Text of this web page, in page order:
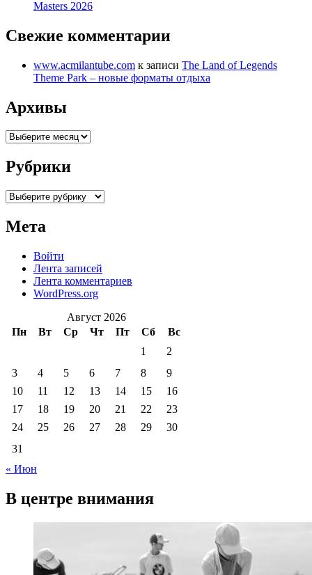
Masters 2026
Свежие комментарии
www.acmilantube.com к записи The Land of Legends
Theme Park – новые форматы отдыха
Архивы
Архивы
Рубрики
Рубрики
Мета
Войти
Лента записей
Лента комментариев
WordPress.org
Август 2026
Пн
Вт Ср Чт Пт Сб
Вс
1
2
3
4 5 6 7 8
9
10
11 12 13 14 15
16
17
18 19 20 21 22
23
24
25 26 27 28 29
30
31
« Июн
В центре внимания